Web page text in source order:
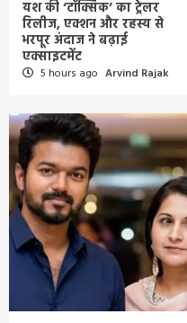
यश की ‘टॉक्सिक’ का ट्रेलर
रिलीज, एक्शन और रहस्य से
भरपूर अंदाज ने बढ़ाई
एक्साइटमेंट
5 hours ago Arvind Rajak